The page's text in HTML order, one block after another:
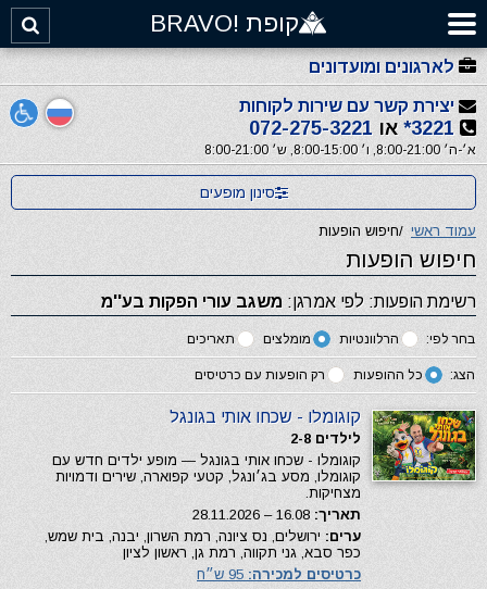
קופת !BRAVO
לארגונים ומועדונים
יצירת קשר עם שירות לקוחות
3221* או 072-275-3221
א׳-ה׳ 8:00-21:00, ו׳ 8:00-15:00, ש׳ 8:00-21:00
סינון מופעים
עמוד ראשי /חיפוש הופעות
חיפוש הופעות
רשימת הופעות: לפי אמרגן: משגב עורי הפקות בע''מ
בחר לפי: הרלוונטיות מומלצים תאריכים
הצג: כל ההופעות רק הופעות עם כרטיסים
קוגומלו - שכחו אותי בגונגל
לילדים 2-8
קוגומלו - שכחו אותי בגונגל — מופע ילדים חדש עם
קוגומלו, מסע בג׳ונגל, קטעי קפוארה, שירים ודמויות
מצחיקות.
תאריך:
ערים: ירושלים, נס ציונה, רמת השרון, יבנה, בית שמש,
כפר סבא, גני תקווה, רמת גן, ראשון לציון
כרטיסים למכירה: